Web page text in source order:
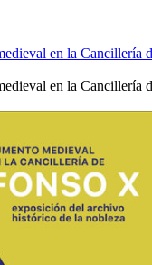
en la Cancillería
en la Cancillería